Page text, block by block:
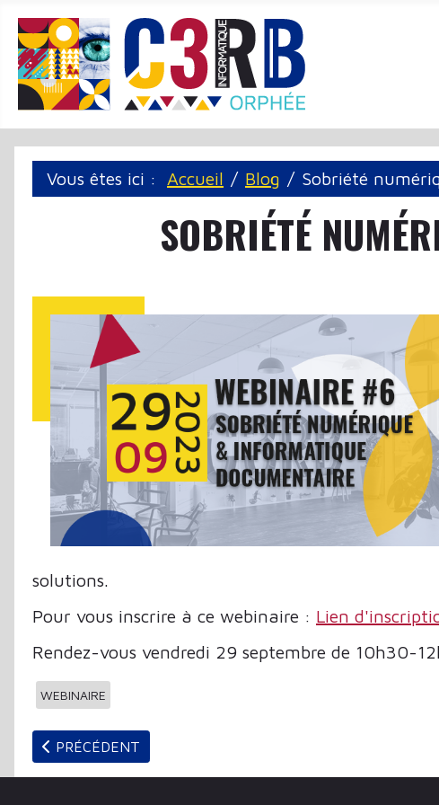
Vous êtes ici : Accueil Blog Sobriété
SOBRIÉTÉ
solutions.
Pour vous inscrire à ce webinaire : Lien
Rendez-vous vendredi 29 septembre de 10h30-
WEBINAIRE
ARTICLE PRÉCÉDENT : PLUS DE 100 000 PRÊTS PAR
PRÉCÉDENT